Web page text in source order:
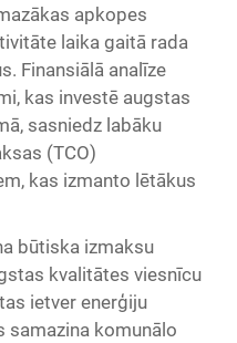
apkopes
laika gaitā rada
Finansiālā analīze
kas investē augstas
sasniedz labāku
(TCO)
kas izmanto lētākus
būtiska izmaksu
kvalitātes viesnīcu
ietver enerģiju
samazina komunālo